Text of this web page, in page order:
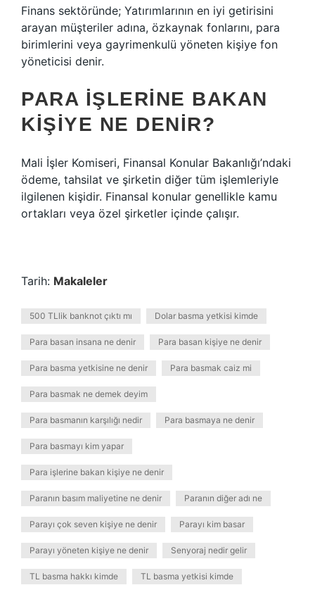
Finans sektöründe; Yatırımlarının en iyi getirisini
arayan müşteriler adına, özkaynak fonlarını, para
birimlerini veya gayrimenkulü yöneten kişiye fon
yöneticisi denir.
PARA IŞLERINE BAKAN
KIŞIYE NE DENIR?
Mali İşler Komiseri, Finansal Konular Bakanlığı’ndaki
ödeme, tahsilat ve şirketin diğer tüm işlemleriyle
ilgilenen kişidir. Finansal konular genellikle kamu
ortakları veya özel şirketler içinde çalışır.
Tarih: Makaleler
500 TLlik banknot çıktı mı Dolar basma yetkisi kimde
Para basan insana ne denir Para basan kişiye ne denir
Para basma yetkisine ne denir Para basmak caiz mi
Para basmak ne demek deyim
Para basmanın karşılığı nedir Para basmaya ne denir
Para basmayı kim yapar
Para işlerine bakan kişiye ne denir
Paranın basım maliyetine ne denir Paranın diğer adı ne
Parayı çok seven kişiye ne denir Parayı kim basar
Parayı yöneten kişiye ne denir Senyoraj nedir gelir
TL basma hakkı kimde TL basma yetkisi kimde